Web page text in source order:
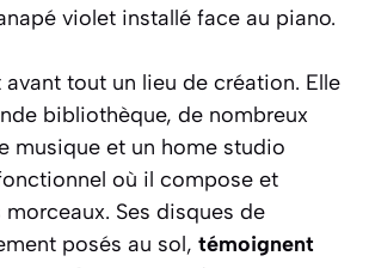
violet installé face au piano.
avant tout un lieu de création. Elle
bibliothèque, de nombreux
musique et un home studio
où il compose et
Ses disques de
posés au sol, témoignent